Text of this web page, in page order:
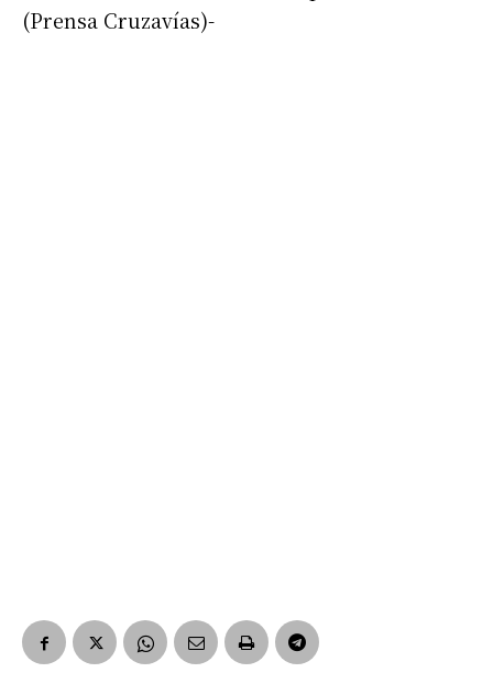
(Prensa Cruzavías)-